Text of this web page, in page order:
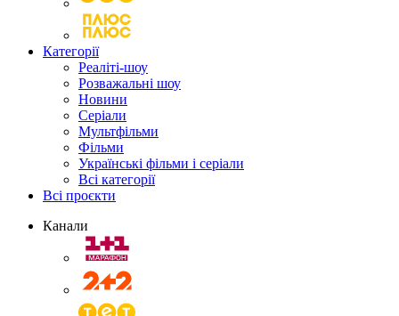
Категорії
Реаліті-шоу
Розважальні шоу
Новини
Серіали
Мультфільми
Фільми
Українські фільми і серіали
Всі категорії
Всі проєкти
Канали